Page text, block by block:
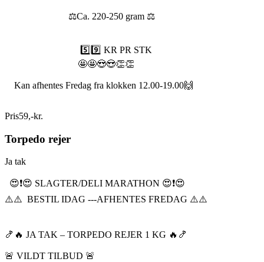
⚖️Ca. 220-250 gram ⚖️
5️⃣9️⃣ KR PR STK
🤩🤩😍😍👏👏
Kan afhentes Fredag fra klokken 12.00-19.00🙌
Pris59,-kr.
Torpedo rejer
Ja tak
😍❗️😍 SLAGTER/DELI MARATHON 😍❗️😍
⚠️⚠️ BESTIL IDAG ---AFHENTES FREDAG ⚠️⚠️
🍤🔥 JA TAK – TORPEDO REJER 1 KG 🔥🍤
🚨 VILDT TILBUD 🚨